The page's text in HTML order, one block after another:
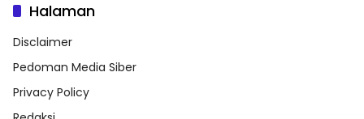
Halaman
Disclaimer
Pedoman Media Siber
Privacy Policy